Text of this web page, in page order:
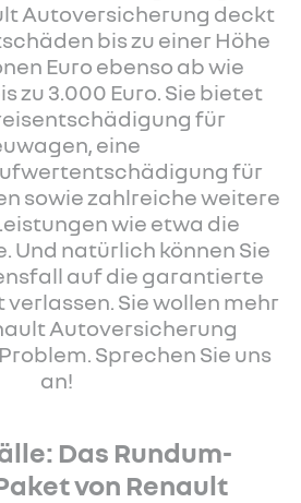
Autoversicherung deckt
bis zu einer Höhe
Euro ebenso ab wie
zu 3.000 Euro. Sie bietet
für
eine
für
sowie zahlreiche weitere
wie etwa die
Und natürlich können Sie
auf die garantierte
Sie wollen mehr
Autoversicherung
Sprechen Sie uns
an!
Das Rundum-
von Renault